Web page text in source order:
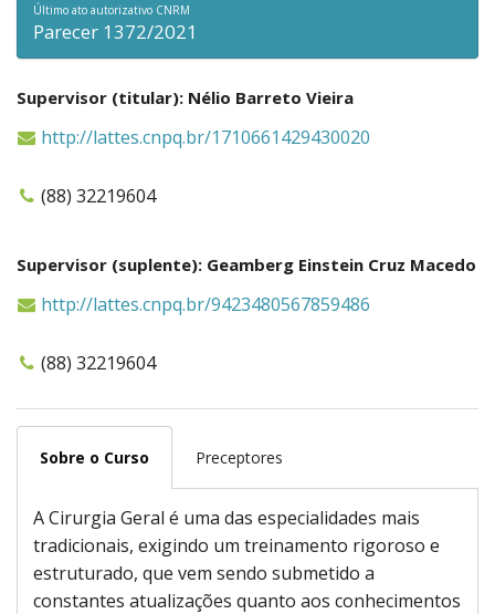
Último ato autorizativo CNRM
Parecer 1372/2021
Supervisor (titular): Nélio Barreto Vieira
http://lattes.cnpq.br/1710661429430020
(88) 32219604
Supervisor (suplente): Geamberg Einstein Cruz Macedo
http://lattes.cnpq.br/9423480567859486
(88) 32219604
Sobre o Curso Preceptores
A Cirurgia Geral é uma das especialidades mais
tradicionais, exigindo um treinamento rigoroso e
estruturado, que vem sendo submetido a
constantes atualizações quanto aos conhecimentos